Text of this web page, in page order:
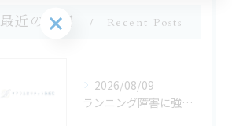
最近の投稿 Recent Posts
2026/08/09
ランニング障害に強い鍼灸院選び
お問い合わせはこちら